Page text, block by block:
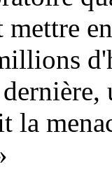
la